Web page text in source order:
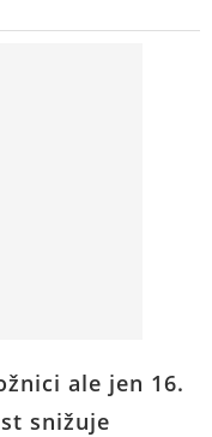
ale jen 16.
snižuje